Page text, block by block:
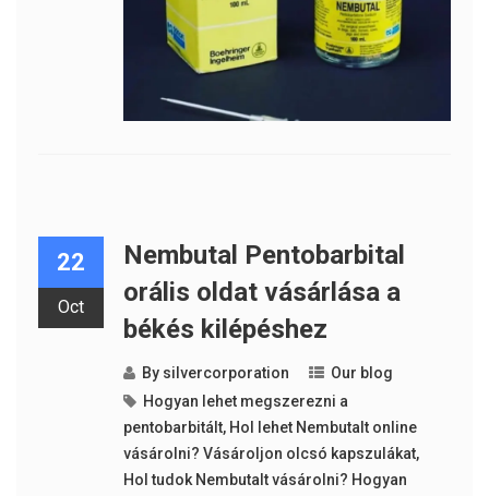
22
Oct
Nembutal Pentobarbital
orális oldat vásárlása a
békés kilépéshez
By silvercorporation
Our blog
Hogyan lehet megszerezni a
pentobarbitált, Hol lehet Nembutalt online
vásárolni? Vásároljon olcsó kapszulákat,
Hol tudok Nembutalt vásárolni? Hogyan